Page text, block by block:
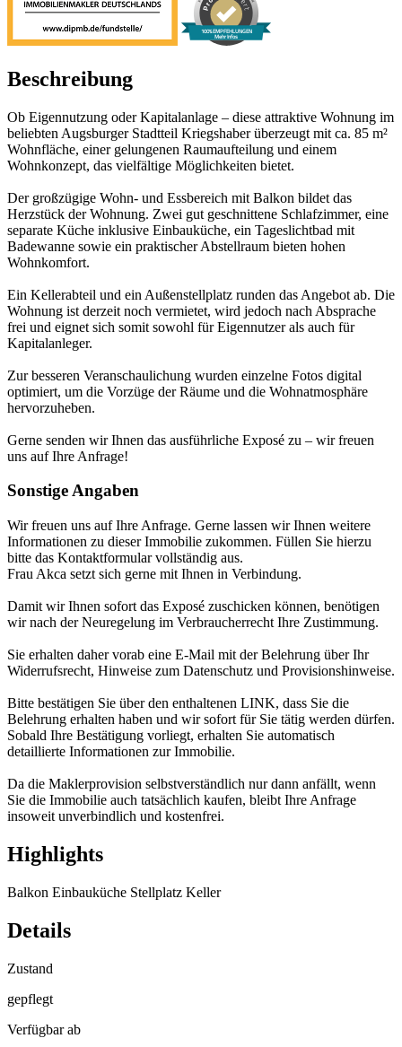
100% EMPFEHLUNGEN
Mehr Infos
Beschreibung
Ob Eigennutzung oder Kapitalanlage – diese attraktive Wohnung im
beliebten Augsburger Stadtteil Kriegshaber überzeugt mit ca. 85 m²
Wohnfläche, einer gelungenen Raumaufteilung und einem
Wohnkonzept, das vielfältige Möglichkeiten bietet.
Der großzügige Wohn- und Essbereich mit Balkon bildet das
Herzstück der Wohnung. Zwei gut geschnittene Schlafzimmer, eine
separate Küche inklusive Einbauküche, ein Tageslichtbad mit
Badewanne sowie ein praktischer Abstellraum bieten hohen
Wohnkomfort.
Ein Kellerabteil und ein Außenstellplatz runden das Angebot ab. Die
Wohnung ist derzeit noch vermietet, wird jedoch nach Absprache
frei und eignet sich somit sowohl für Eigennutzer als auch für
Kapitalanleger.
Zur besseren Veranschaulichung wurden einzelne Fotos digital
optimiert, um die Vorzüge der Räume und die Wohnatmosphäre
hervorzuheben.
Gerne senden wir Ihnen das ausführliche Exposé zu – wir freuen
uns auf Ihre Anfrage!
Sonstige Angaben
Wir freuen uns auf Ihre Anfrage. Gerne lassen wir Ihnen weitere
Informationen zu dieser Immobilie zukommen. Füllen Sie hierzu
bitte das Kontaktformular vollständig aus.
Frau Akca setzt sich gerne mit Ihnen in Verbindung.
Damit wir Ihnen sofort das Exposé zuschicken können, benötigen
wir nach der Neuregelung im Verbraucherrecht Ihre Zustimmung.
Sie erhalten daher vorab eine E-Mail mit der Belehrung über Ihr
Widerrufsrecht, Hinweise zum Datenschutz und Provisionshinweise.
Bitte bestätigen Sie über den enthaltenen LINK, dass Sie die
Belehrung erhalten haben und wir sofort für Sie tätig werden dürfen.
Sobald Ihre Bestätigung vorliegt, erhalten Sie automatisch
detaillierte Informationen zur Immobilie.
Da die Maklerprovision selbstverständlich nur dann anfällt, wenn
Sie die Immobilie auch tatsächlich kaufen, bleibt Ihre Anfrage
insoweit unverbindlich und kostenfrei.
Highlights
Balkon Einbauküche Stellplatz Keller
Details
Zustand
gepflegt
Verfügbar ab